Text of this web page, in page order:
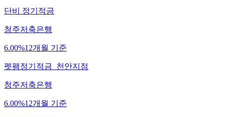
단비 정기적금
청주저축은행
6.00%12개월 기준
펫팸정기적금_천안지점
청주저축은행
6.00%12개월 기준